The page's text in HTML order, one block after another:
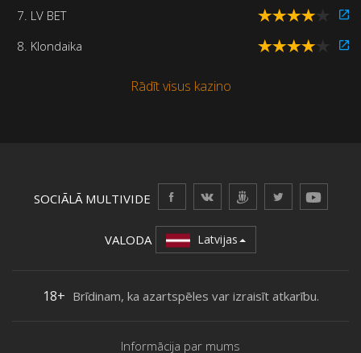
7. LV BET
8. Klondaika
Rādīt visus kazino
SOCIĀLĀ MULTIVIDE
VALODA Latvijas
18+ Brīdinam, ka azartspēles var izraisīt atkarību.
Informācija par mums